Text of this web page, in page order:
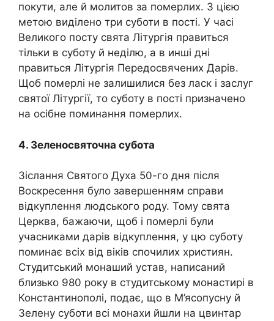
покути, але й молитов за помepлих. З цією
метою виділено три суботи в пості. У часі
Великого посту свята Літургія правиться
тільки в суботу й неділю, а в инші дні
правиться Літургія Передосвячених Дарів.
Щоб помep­лі не залишилися без ласк і заслуг
святої Літургії, то суботу в пості призначено
на осібне поминання помepлих.
4. Зеленосвяточна субота
Зіслання Святого Духа 50-го дня після
Воскресення було завер­шенням справи
відкуплення людського роду. Тому свята
Церква, бажаючи, щоб і помepлі були
учасниками дарів відкуплення, у цю суботу
поминає всіх від віків спочилих християн.
Студитський монаший устав, написаний
близько 980 року в студитському монас­тирі в
Константинополі, подає, що в М’ясопусну й
Зелену суботи всі монахи йшли на цвинтар